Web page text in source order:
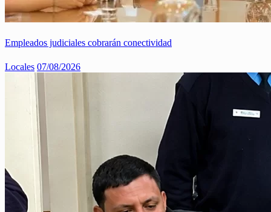
Empleados judiciales cobrarán conectividad
Locales 07/08/2026